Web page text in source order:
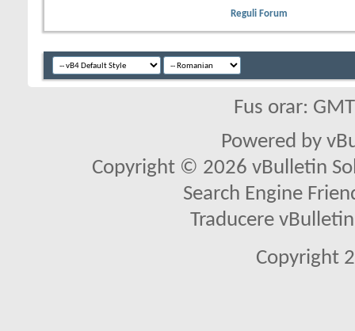
Reguli Forum
Fus orar:
Powered by
Copyright © 2026 vBulletin
Search Engine
Traducere
Copyright